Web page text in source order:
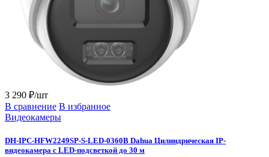
3 290 ₽/шт
В сравнение В избранное
Видеокамеры
DH-IPC-HFW2249SP-S-LED-0360B Dahua Цилиндрическая IP-
видеокамера с LED-подсветкой до 30 м